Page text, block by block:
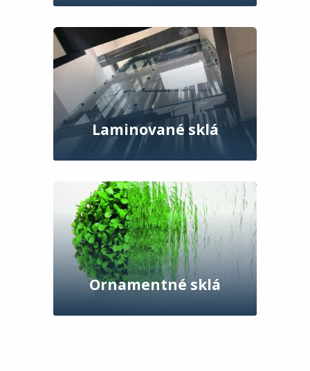
Laminované sklá
Ornamentné sklá